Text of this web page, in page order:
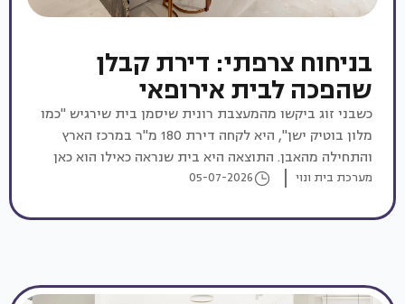
בניחוח צרפתי: דירת קבלן
שהפכה לבית אירופאי
כשבני זוג ביקשו מהמעצבת רונית שיסמן בית שירגיש "כמו
מלון בוטיק ישן", היא לקחה דירת 180 מ"ר במרכז הארץ
והתחילה מהאבן. התוצאה היא בית שנראה כאילו הוא כאן
כבר עשרות שנים
מערכת בית ונוי 05-07-2026